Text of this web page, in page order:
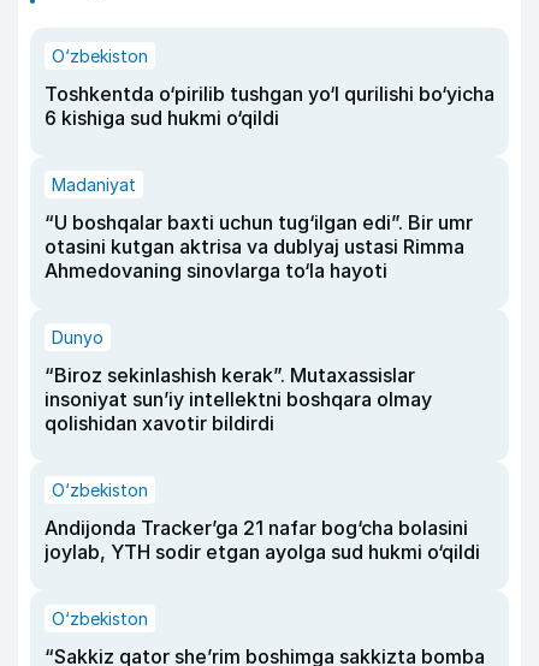
O‘zbekiston
Toshkentda o‘pirilib tushgan yo‘l qurilishi bo‘yicha
6 kishiga sud hukmi o‘qildi
Madaniyat
“U boshqalar baxti uchun tug‘ilgan edi”. Bir umr
otasini kutgan aktrisa va dublyaj ustasi Rimma
Ahmedovaning sinovlarga to‘la hayoti
Dunyo
“Biroz sekinlashish kerak”. Mutaxassislar
insoniyat sun’iy intellektni boshqara olmay
qolishidan xavotir bildirdi
O‘zbekiston
Andijonda Tracker’ga 21 nafar bog‘cha bolasini
joylab, YTH sodir etgan ayolga sud hukmi o‘qildi
O‘zbekiston
“Sakkiz qator she’rim boshimga sakkizta bomba